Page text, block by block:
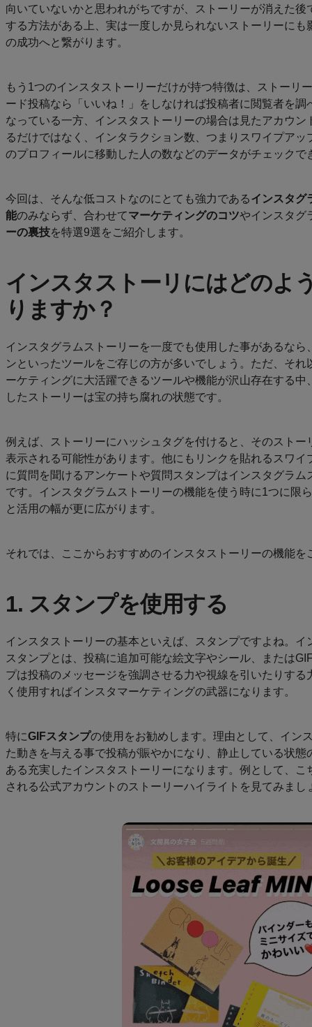
リ
ソ
価
格
JP
向いていないかと思われがちですが、ストーリーが消えた
する方法がある上、実は一度しか見られないストーリーにも
の成功へと繋がります。
もう1つのインスタストーリーだけが持つ特徴は、ストーリ
ード投稿なら「いいね！」をしなければ投稿者に閲覧者を
なっている一方、インスタストーリーの場合は見たアカウ
るだけではなく、インタラクション数、つまりスワイプア
のプロフィールに移動した人の数などのデータがチェックで
今回は、そんな低コストなのにとても強力であるインスタグ
能のみならず、合わせてマーケティングのコツやインスタグ
ーの裏技を特選9選をご紹介します。
インスタストーリにはどのよ
りますか？
インスタグラムストーリーを一度でも使用した事があるな
ンといったツールをご存じの方が多いでしょう。ただ、そ
ーケティングに大活躍できるツールや機能が沢山存在する
したストーリーは宝の持ち腐れの状態です。
例えば、ストーリーにハッシュタグを付けると、そのストー
表示される可能性があります。他にもリンクを貼れるスワイ
に質問を聞けるアンケートや質問スタンプはインスタグラ
です。インスタグラムストーリーの機能を使う時に1つに限
と活用の幅が更に広がります。
それでは、ここからおすすめのインスタストーリーの機能を
1. スタンプを使用する
インスタストーリーの基本といえば、スタンプですよね。
スタンプとは、投稿に追加可能な絵文字やシール、または
プは投稿のメッセージを強調させる力や視線を引いたりす
く使用すればインスタマーケティングの武器になります。
特にGIFスタンプの使用をお勧めします。理由として、イン
た動きを与える事で投稿が賑やかになり、静止している状
ある充実したインスタストーリーになります。例として、こ
される公式アカウントのストーリーハイライトを見てみまし